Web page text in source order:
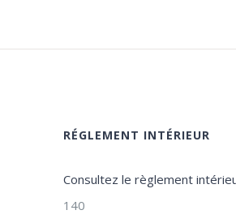
RÉGLEMENT INTÉRIEUR
Consultez le règlement
140